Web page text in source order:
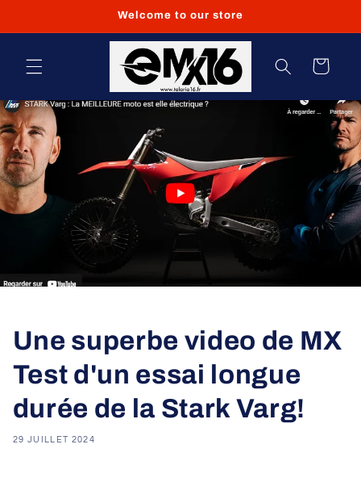
au
Welcome to our store
Panier
Une superbe video de MX
Test d'un essai longue
durée de la Stark Varg!
29 JUILLET 2024